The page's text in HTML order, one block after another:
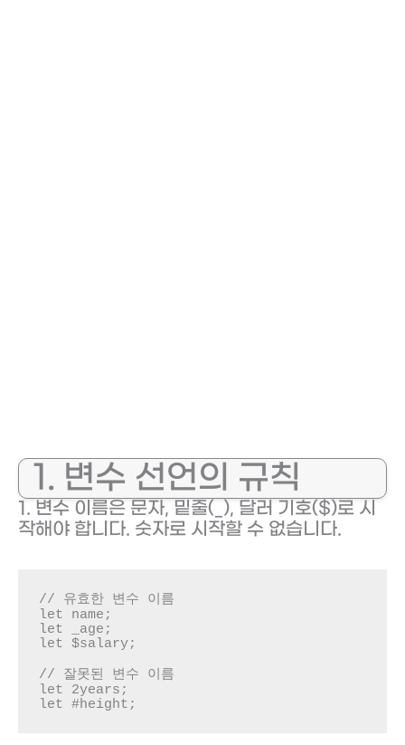
1. 변수 선언의 규칙
1. 변수 이름은 문자, 밑줄(_), 달러 기호($)로 시
작해야 합니다. 숫자로 시작할 수 없습니다.
// 유효한 변수 이름
let name;
let _age;
let $salary;
// 잘못된 변수 이름
let 2years;
let #height;